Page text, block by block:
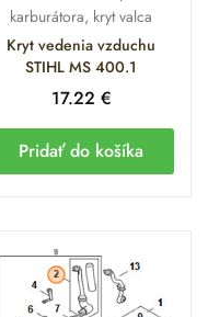
nasávacieho a
Rozumieme,
v lese stopercentne
pomôcť Vám s
systému alebo
priamo v našej
držíme skladom pre
nás navštívte priamo v
karburátora, kryt valca
Kryt vedenia vzduchu
STIHL MS 400.1
17.22 €
Pridať do košíka